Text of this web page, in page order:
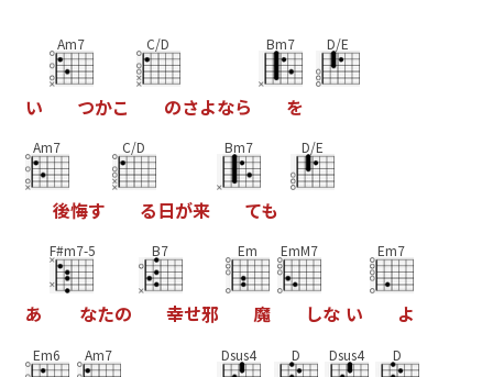
い
Am7
つかこ
C/D
のさよなら
Bm7
を
D/E
Am7
後悔す
C/D
る日が来
Bm7
ても
D/E
あ
F#m7-5
なたの
B7
幸せ邪
Em
魔
EmM7
しな い
Em7
よ
Em6 Am7 Dsus4 D Dsus4 D